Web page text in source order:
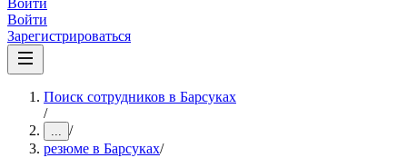
Войти
Войти
Зарегистрироваться
Поиск сотрудников в Барсуках
/
... /
резюме в Барсуках/